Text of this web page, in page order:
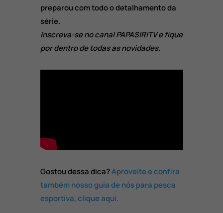
preparou com todo o detalhamento da
série.
Inscreva-se no canal PAPASIRITV e fique
por dentro de todas as novidades.
Gostou dessa dica?Aproveite e confira
também nosso guia de nós para pesca
esportiva, clique aqui.